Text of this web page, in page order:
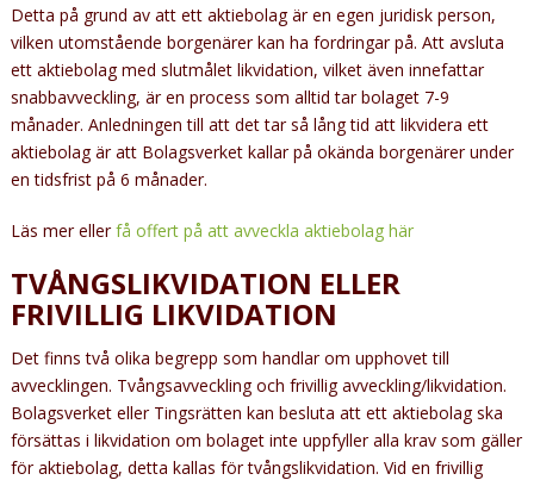
Detta på grund av att ett aktiebolag är en egen juridisk person,
vilken utomstående borgenärer kan ha fordringar på. Att avsluta
ett aktiebolag med slutmålet likvidation, vilket även innefattar
snabbavveckling, är en process som alltid tar bolaget 7-9
månader. Anledningen till att det tar så lång tid att likvidera ett
aktiebolag är att Bolagsverket kallar på okända borgenärer under
en tidsfrist på 6 månader.
Läs mer ellerfå offert på att avveckla aktiebolag här
TVÅNGSLIKVIDATION ELLER
FRIVILLIG LIKVIDATION
Det finns två olika begrepp som handlar om upphovet till
avvecklingen. Tvångsavveckling och frivillig avveckling/likvidation.
Bolagsverket eller Tingsrätten kan besluta att ett aktiebolag ska
försättas i likvidation om bolaget inte uppfyller alla krav som gäller
för aktiebolag, detta kallas för tvångslikvidation. Vid en frivillig